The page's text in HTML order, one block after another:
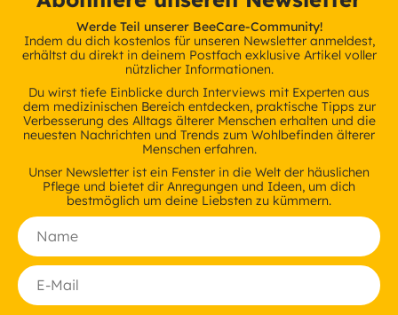
Werde Teil unserer BeeCare-Community!
Indem du dich kostenlos für unseren Newsletter anmeldest,
erhältst du direkt in deinem Postfach exklusive Artikel voller
nützlicher Informationen.
Du wirst tiefe Einblicke durch Interviews mit Experten aus
dem medizinischen Bereich entdecken, praktische Tipps zur
Verbesserung des Alltags älterer Menschen erhalten und die
neuesten Nachrichten und Trends zum Wohlbefinden älterer
Menschen erfahren.
Unser Newsletter ist ein Fenster in die Welt der häuslichen
Pflege und bietet dir Anregungen und Ideen, um dich
bestmöglich um deine Liebsten zu kümmern.